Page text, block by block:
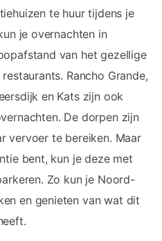
te huur tijdens je
je overnachten in
van het gezellige
Rancho Grande,
en Kats zijn ook
De dorpen zijn
vervoer te bereiken. Maar
bent, kun je deze met
Zo kun je Noord-
en genieten van wat dit